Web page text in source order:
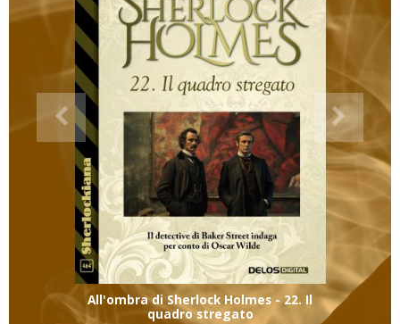
All'ombra di Sherlock Holmes - 22. Il
quadro stregato